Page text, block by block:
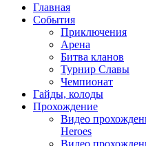
Главная
События
Приключения
Арена
Битва кланов
Турнир Славы
Чемпионат
Гайды, колоды
Прохождение
Видео
Heroes
Видео